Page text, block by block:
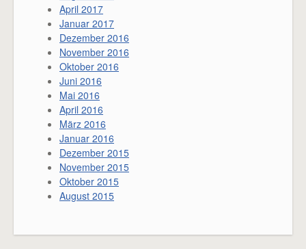
April 2017
Januar 2017
Dezember 2016
November 2016
Oktober 2016
Juni 2016
Mai 2016
April 2016
März 2016
Januar 2016
Dezember 2015
November 2015
Oktober 2015
August 2015